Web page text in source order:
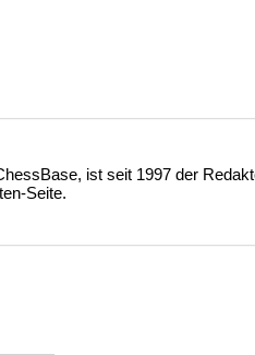
ist seit 1997 der
Seite.